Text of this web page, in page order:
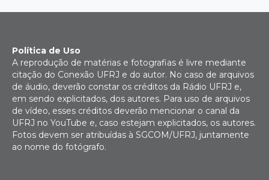
Política de Uso
A reprodução de matérias e fotografias é livre mediante
citação do Conexão UFRJ e do autor. No caso de arquivos
de áudio, deverão constar os créditos da Rádio UFRJ e,
em sendo explicitados, dos autores. Para uso de arquivos
de vídeo, esses créditos deverão mencionar o canal da
UFRJ no YouTube e, caso estejam explicitados, os autores.
Fotos devem ser atribuídas à SGCOM/UFRJ, juntamente
ao nome do fotógrafo.